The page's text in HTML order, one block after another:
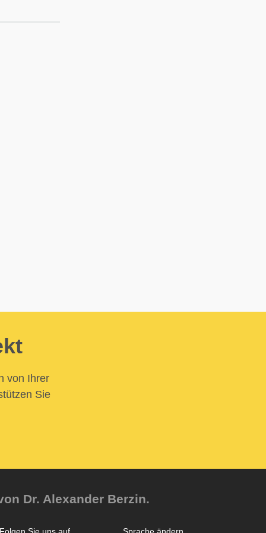
von Ihrer
Sie
Dr. Alexander Berzin.
Sprache ändern
Folgen Sie uns auf